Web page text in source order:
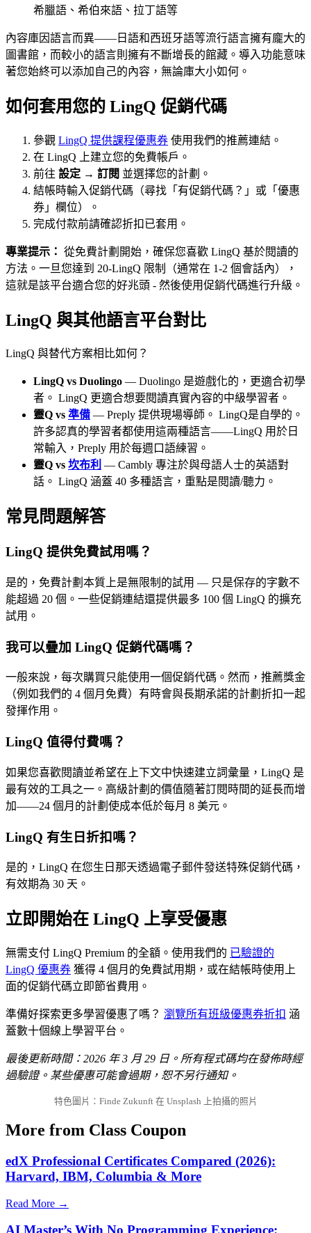
希臘語、希伯來語、拉丁語等
內容庫因語言而異——日語和西班牙語等流行語言擁有龐大的
圖書館，而較小的語言則擁有不斷增長的館藏。導入功能意味
著您始終可以添加自己的內容，無論庫大小如何。
如何套用您的 LingQ 促銷代碼
參觀 LingQ 提供課程優惠券 使用我們的推薦連結。
在 LingQ 上建立您的免費帳戶。
前往 設定 → 訂閱 並選擇您的計劃。
結帳時輸入促銷代碼（尋找「有促銷代碼？」或「優惠
券」欄位）。
完成付款前請確認折扣已套用。
專業提示： 從免費計劃開始，確保您喜歡 LingQ 基於閱讀的
方法。一旦您達到 20-LingQ 限制（通常在 1-2 個會話內），
這就是該平台適合您的好兆頭 - 然後使用促銷代碼進行升級。
LingQ 與其他語言平台對比
LingQ 與替代方案相比如何？
LingQ vs Duolingo — Duolingo 是遊戲化的，更適合初學
者。 LingQ 更適合想要閱讀真實內容的中級學習者。
靈Q vs 準備 — Preply 提供現場導師。 LingQ是自學的。
許多認真的學習者都使用這兩種語言——LingQ 用於日
常輸入，Preply 用於每週口語練習。
靈Q vs 坎布利 — Cambly 專注於與母語人士的英語對
話。 LingQ 涵蓋 40 多種語言，重點是閱讀/聽力。
常見問題解答
LingQ 提供免費試用嗎？
是的，免費計劃本質上是無限制的試用 — 只是保存的字數不
能超過 20 個。一些促銷連結還提供最多 100 個 LingQ 的擴充
試用。
我可以疊加 LingQ 促銷代碼嗎？
一般來說，每次購買只能使用一個促銷代碼。然而，推薦獎金
（例如我們的 4 個月免費）有時會與長期承諾的計劃折扣一起
發揮作用。
LingQ 值得付費嗎？
如果您喜歡閱讀並希望在上下文中快速建立詞彙量，LingQ 是
最有效的工具之一。高級計劃的價值隨著訂閱時間的延長而增
加——24 個月的計劃使成本低於每月 8 美元。
LingQ 有生日折扣嗎？
是的，LingQ 在您生日那天透過電子郵件發送特殊促銷代碼，
有效期為 30 天。
立即開始在 LingQ 上享受優惠
無需支付 LingQ Premium 的全額。使用我們的 已驗證的
LingQ 優惠券 獲得 4 個月的免費試用期，或在結帳時使用上
面的促銷代碼立即節省費用。
準備好探索更多學習優惠了嗎？ 瀏覽所有班級優惠券折扣 涵
蓋數十個線上學習平台。
最後更新時間：2026 年 3 月 29 日。所有程式碼均在發佈時經
過驗證。某些優惠可能會過期，恕不另行通知。
特色圖片：Finde Zukunft 在 Unsplash 上拍攝的照片
More from Class Coupon
edX Professional Certificates Compared (2026):
Harvard, IBM, Columbia & More
Read More →